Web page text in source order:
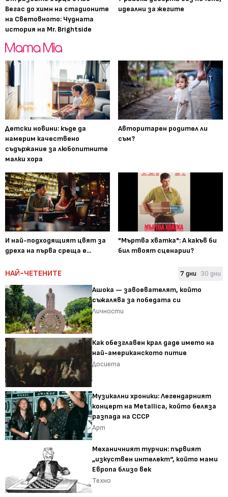
Вегас до химн на стадионите
на Световното: Чудната
история на Mr. Brightside
идеални за жегите
Детски новини: къде да
намерим качествено
съдържание за любопитните
малки хора
Авторитарен родител ли
съм?
И най-подходящият цвят за
дреха на първа среща е...
"Мъртва хватка": А какъв би
бил твоят сценарии?
НАЙ-ЧЕТЕНИТЕ 7 дни 30 дни
Ашока — завоевателят, който
съжалява за победата си
Личности
Как обезглавен крал даде името на
най-американското питие
Досиета
Музикални хроники: Легендарният
концерт на Metallica, който беляза
разпада на СССР
Арт
Механичният турчин: първият
„изкуствен интелект“, който мами
Европа близо век
Техно